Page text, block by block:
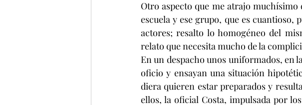
Otro aspecto que me atrajo
escuela y ese grupo, que es
actores; resalto lo homogéneo del
relato que necesita mucho de la
En un despacho unos uniformados, en
oficio y ensayan una situación
diera quieren estar preparados y
ellos, la oficial Costa, impulsada por